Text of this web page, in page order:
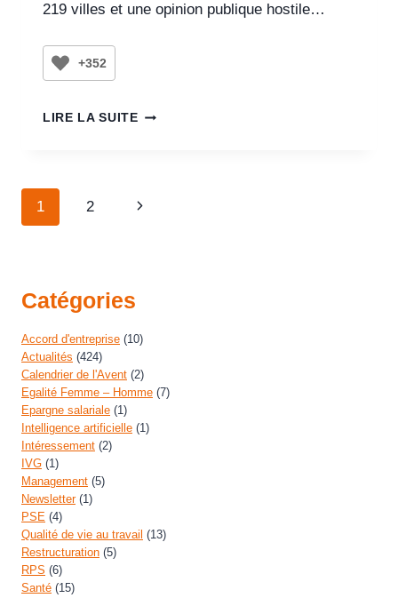
219 villes et une opinion publique hostile…
+352
LIRE LA SUITE
1 2
Catégories
Accord d'entreprise (10)
Actualités (424)
Calendrier de l'Avent (2)
Egalité Femme – Homme (7)
Epargne salariale (1)
Intelligence artificielle (1)
Intéressement (2)
IVG (1)
Management (5)
Newsletter(1)
PSE (4)
Qualité de vie au travail (13)
Restructuration (5)
RPS (6)
Santé (15)